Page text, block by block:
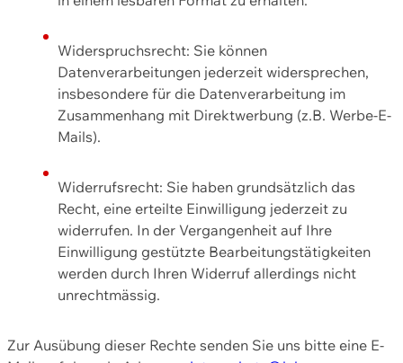
Widerspruchsrecht: Sie können
Datenverarbeitungen jederzeit widersprechen,
insbesondere für die Datenverarbeitung im
Zusammenhang mit Direktwerbung (z.B. Werbe-E-
Mails).
Widerrufsrecht: Sie haben grundsätzlich das
Recht, eine erteilte Einwilligung jederzeit zu
widerrufen. In der Vergangenheit auf Ihre
Einwilligung gestützte Bearbeitungstätigkeiten
werden durch Ihren Widerruf allerdings nicht
unrechtmässig.
Zur Ausübung dieser Rechte senden Sie uns bitte eine E-